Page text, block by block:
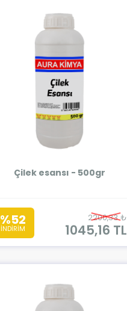
Çilek esansı - 500gr
%52
İNDİRİM
2200,33 ₺
1045,16 TL